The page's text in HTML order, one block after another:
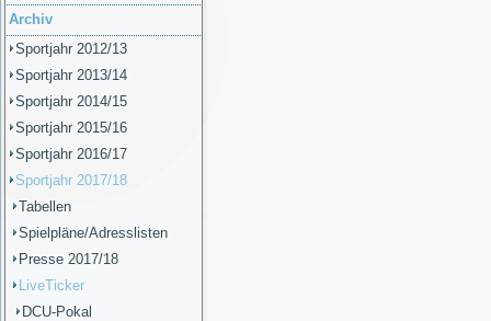
Archiv
Sportjahr 2012/13
Sportjahr 2013/14
Sportjahr 2014/15
Sportjahr 2015/16
Sportjahr 2016/17
Sportjahr 2017/18
Tabellen
Spielpläne/Adresslisten
Presse 2017/18
LiveTicker
DCU-Pokal